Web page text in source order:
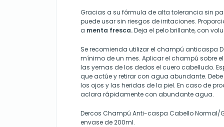
Gracias a su fórmula de alta tolerancia sin
puede usar sin riesgos de irritaciones.
a menta fresca.Deja el pelo brillante, con
Se recomienda utilizar el champú anticaspa
mínimo de un mes. Aplicar el champú sobre
las yemas de los dedos el cuero cabelludo.
que actúe y retirar con agua abundante.
los ojos y las heridas de la piel. En caso de
aclara rápidamente con abundante agua.
Dercos Champú Anti-caspa Cabello Normal/
envase de 200ml.